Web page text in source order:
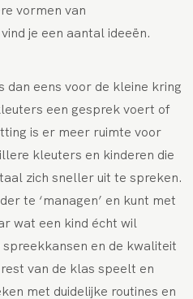
vormen van
je een aantal ideeën.
dan eens voor de kleine kring
een gesprek voert of
is er meer ruimte voor
kleuters en kinderen die
zich sneller uit te spreken.
te ‘managen’ en kunt met
wat een kind écht wil
en de kwaliteit
van de klas speelt en
met duidelijke routines en